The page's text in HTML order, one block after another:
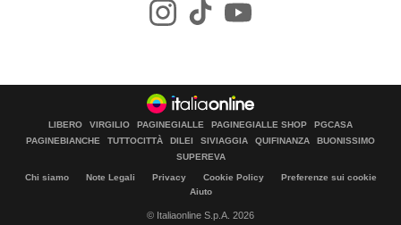
LIBERO VIRGILIO PAGINEGIALLE PAGINEGIALLE SHOP
PGCASA
PAGINEBIANCHE
TUTTOCITTÀ DILEI SIVIAGGIA QUIFINANZA
BUONISSIMO
SUPEREVA
Chi siamo Note Legali Privacy Cookie Policy
Preferenze sui cookie
Aiuto
© Italiaonline S.p.A. 2026